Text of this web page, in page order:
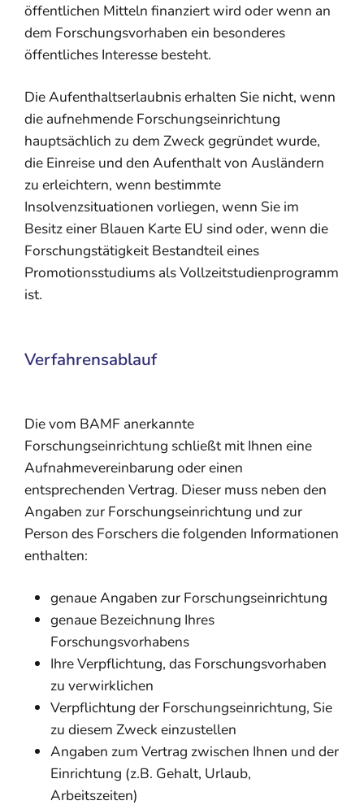
öffentlichen Mitteln finanziert wird oder wenn an
dem Forschungsvorhaben ein besonderes
öffentliches Interesse besteht.
Die Aufenthaltserlaubnis erhalten Sie nicht, wenn
die aufnehmende Forschungseinrichtung
hauptsächlich zu dem Zweck gegründet wurde,
die Einreise und den Aufenthalt von Ausländern
zu erleichtern, wenn bestimmte
Insolvenzsituationen vorliegen, wenn Sie im
Besitz einer Blauen Karte EU sind oder, wenn die
Forschungstätigkeit Bestandteil eines
Promotionsstudiums als Vollzeitstudienprogramm
ist.
Verfahrensablauf
Die vom BAMF anerkannte
Forschungseinrichtung schließt mit Ihnen eine
Aufnahmevereinbarung oder einen
entsprechenden Vertrag. Dieser muss neben den
Angaben zur Forschungseinrichtung und zur
Person des Forschers die folgenden Informationen
enthalten:
genaue Angaben zur Forschungseinrichtung
genaue Bezeichnung Ihres
Forschungsvorhabens
Ihre Verpflichtung, das Forschungsvorhaben
zu verwirklichen
Verpflichtung der Forschungseinrichtung, Sie
zu diesem Zweck einzustellen
Angaben zum Vertrag zwischen Ihnen und der
Einrichtung (z.B. Gehalt, Urlaub,
Arbeitszeiten)